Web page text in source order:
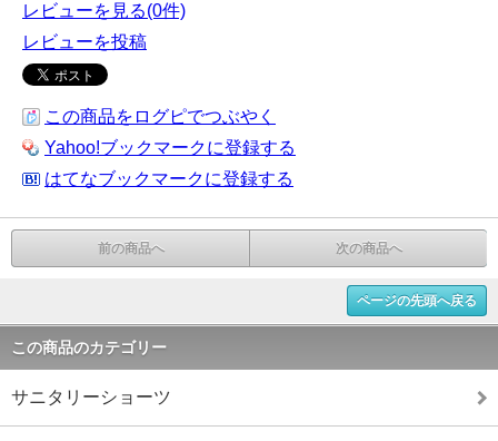
レビューを見る(0件)
レビューを投稿
この商品をログピでつぶやく
Yahoo!ブックマークに登録する
はてなブックマークに登録する
前の商品へ 次の商品へ
ページの先頭へ戻る
この商品のカテゴリー
サニタリーショーツ